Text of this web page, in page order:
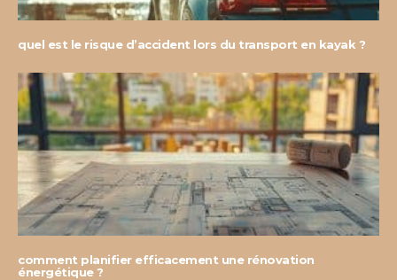
quel est le risque d’accident lors du transport en kayak ?
comment planifier efficacement une rénovation
énergétique ?